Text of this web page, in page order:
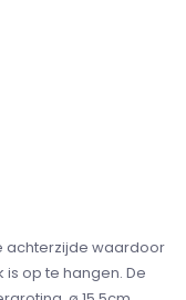
achterzijde waardoor
op te hangen. De